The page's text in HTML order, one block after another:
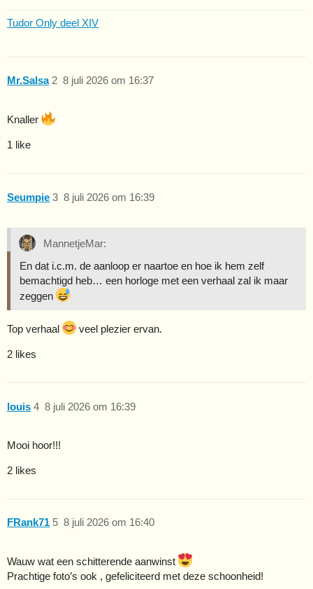
Tudor Only deel XIV
Mr.Salsa 8 juli 2026 om 16:37
2
Knaller
1 like
Seumpie 8 juli 2026 om 16:39
3
MannetjeMar:
En dat i.c.m. de aanloop er naartoe en hoe ik hem zelf
bemachtigd heb… een horloge met een verhaal zal ik maar
zeggen
Top verhaal veel plezier ervan.
2 likes
louis 8 juli 2026 om 16:39
4
Mooi hoor!!!
2 likes
FRank71 8 juli 2026 om 16:40
5
Wauw wat een schitterende aanwinst
Prachtige foto’s ook , gefeliciteerd met deze schoonheid!